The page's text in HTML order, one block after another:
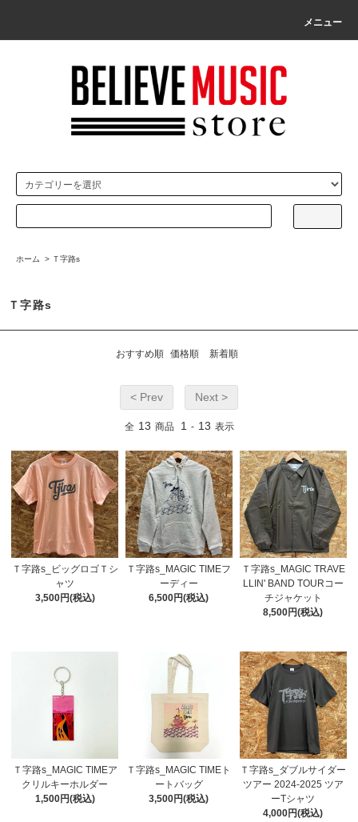
メニュー
ホーム > Ｔ字路s
Ｔ字路s
おすすめ順 価格順 新着順
< Prev Next >
全 13 商品 1 - 13 表示
Ｔ字路s_ビッグロゴＴシ
ャツ
3,500円(税込)
Ｔ字路s_MAGIC TIMEフ
ーディー
6,500円(税込)
Ｔ字路s_MAGIC TRAVE
LLIN' BAND TOURコー
チジャケット
8,500円(税込)
Ｔ字路s_MAGIC TIMEア
クリルキーホルダー
1,500円(税込)
Ｔ字路s_MAGIC TIMEト
ートバッグ
3,500円(税込)
Ｔ字路s_ダブルサイダー
ツアー 2024-2025 ツア
ーTシャツ
4,000円(税込)